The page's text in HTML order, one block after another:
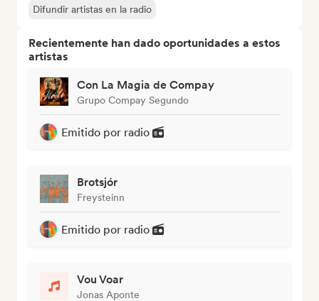
Difundir artistas en la radio
Recientemente han dado oportunidades a estos
artistas
Con La Magia de Compay
Grupo Compay Segundo
Emitido por radio
Brotsjór
Freysteinn
Emitido por radio
Vou Voar
Jonas Aponte